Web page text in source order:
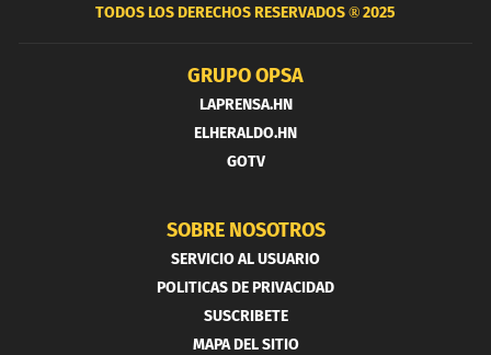
TODOS LOS DERECHOS RESERVADOS ®2025
GRUPO OPSA
LAPRENSA.HN
ELHERALDO.HN
GOTV
SOBRE NOSOTROS
SERVICIO AL USUARIO
POLITICAS DE PRIVACIDAD
SUSCRIBETE
MAPA DEL SITIO